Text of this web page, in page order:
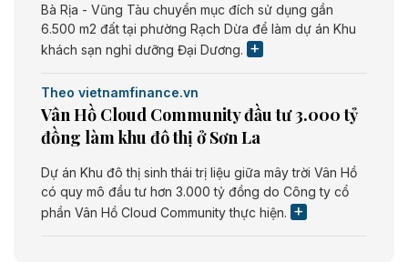
Bà Rịa - Vũng Tàu chuyển mục đích sử dụng gần
6.500 m2 đất tại phường Rạch Dừa để làm dự án Khu
khách sạn nghỉ dưỡng Đại Dương.
Theo vietnamfinance.vn
Vân Hồ Cloud Community đầu tư 3.000 tỷ
đồng làm khu đô thị ở Sơn La
Dự án Khu đô thị sinh thái trị liệu giữa mây trời Vân Hồ
có quy mô đầu tư hơn 3.000 tỷ đồng do Công ty cổ
phần Vân Hồ Cloud Community thực hiện.